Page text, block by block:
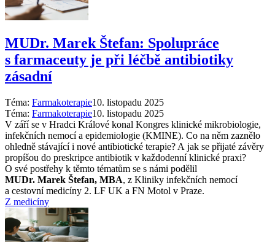
MUDr. Marek Štefan: Spolupráce
s farmaceuty je při léčbě antibiotiky
zásadní
Téma: Farmakoterapie10. listopadu 2025
Téma: Farmakoterapie10. listopadu 2025
V září se v Hradci Králové konal Kongres klinické mikrobiologie,
infekčních nemocí a epidemiologie (KMINE). Co na něm zaznělo
ohledně stávající i nové antibiotické terapie? A jak se přijaté závěry
propíšou do preskripce antibiotik v každodenní klinické praxi?
O své postřehy k těmto tématům se s námi podělil
MUDr. Marek Štefan, MBA, z Kliniky infekčních nemocí
a cestovní medicíny 2. LF UK a FN Motol v Praze.
Z medicíny